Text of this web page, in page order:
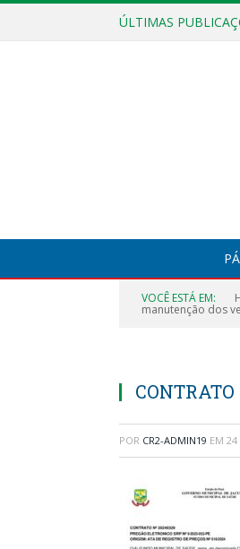
ÚLTIMAS
VOCÊ ESTÁ EM:
manutenção dos
POR CR2-ADMIN19 EM 24